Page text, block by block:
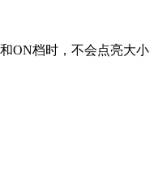
档时，不会点亮大小